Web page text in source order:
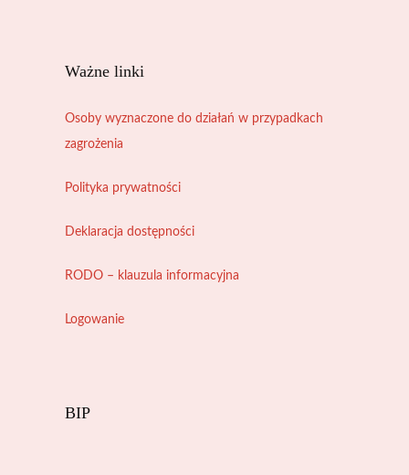
Ważne linki
Osoby wyznaczone do działań w przypadkach
zagrożenia
Polityka prywatności
Deklaracja dostępności
RODO – klauzula informacyjna
Logowanie
BIP